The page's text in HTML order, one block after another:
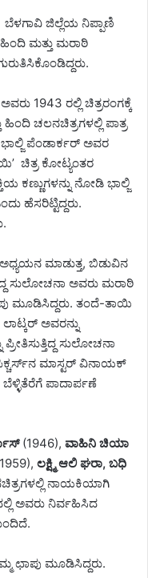
ಬೆಳಗಾವಿ ಜಿಲ್ಲೆಯ ನಿಪ್ಪಾಣಿ
ಮತ್ತು ಮರಾಠಿ
1943 ರಲ್ಲಿ ಚಿತ್ರರಂಗಕ್ಕೆ
ಚಲನಚಿತ್ರಗಳಲ್ಲಿ ಪಾತ್ರ
ಪೆಂಡಾರ್ಕರ್ ಅವರ
ಚಿತ್ರ ಕೋಟ್ಯಂತರ
ಕಣ್ಣುಗಳನ್ನು ನೋಡಿ ಭಾಲ್ಜಿ
ಹೆಸರಿಟ್ಟಿದ್ದರು.
ಮಾಡುತ್ತ, ಬಿಡುವಿನ
ಸುಲೋಚನಾ ಅವರು ಮರಾಠಿ
ಮೂಡಿಸಿದ್ದರು. ತಂದೆ-ತಾಯಿ
ಅವರನ್ನು
ಸುಲೋಚನಾ
ಪಿಕ್ಚರ್ಸ್‌ನ ಮಾಸ್ಟರ್ ವಿನಾಯಕ್
ಪಾದಾರ್ಪಣೆ
(1946), ವಾಹಿನಿ ಚಿಯಾ
ಲಕ್ಷ್ಮಿ ಆಲಿ ಘರಾ, ಬಧಿ
ನಾಯಕಿಯಾಗಿ
ಅವರು ನಿರ್ವಹಿಸಿದ
ಛಾಪು ಮೂಡಿಸಿದ್ದರು.